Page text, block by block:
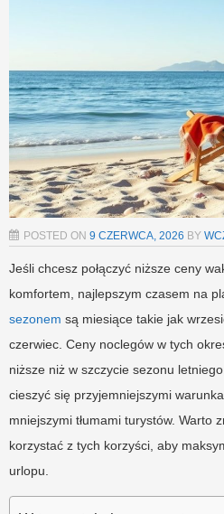
POSTED ON 9 CZERWCA, 2026 BY
Jeśli chcesz połączyć niższe ceny
komfortem, najlepszym czasem na
sezonem są miesiące takie jak
czerwiec. Ceny noclegów w tych
niższe niż w szczycie sezonu
cieszyć się przyjemniejszymi
mniejszymi tłumami turystów. Warto
korzystać z tych korzyści, aby
urlopu.